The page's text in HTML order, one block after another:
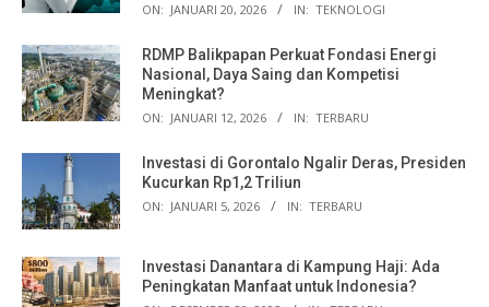
ON: JANUARI 20, 2026 IN: TEKNOLOGI
RDMP Balikpapan Perkuat Fondasi Energi
Nasional, Daya Saing dan Kompetisi
Meningkat?
ON: JANUARI 12, 2026 IN: TERBARU
Investasi di Gorontalo Ngalir Deras, Presiden
Kucurkan Rp1,2 Triliun
ON: JANUARI 5, 2026 IN: TERBARU
Investasi Danantara di Kampung Haji: Ada
Peningkatan Manfaat untuk Indonesia?